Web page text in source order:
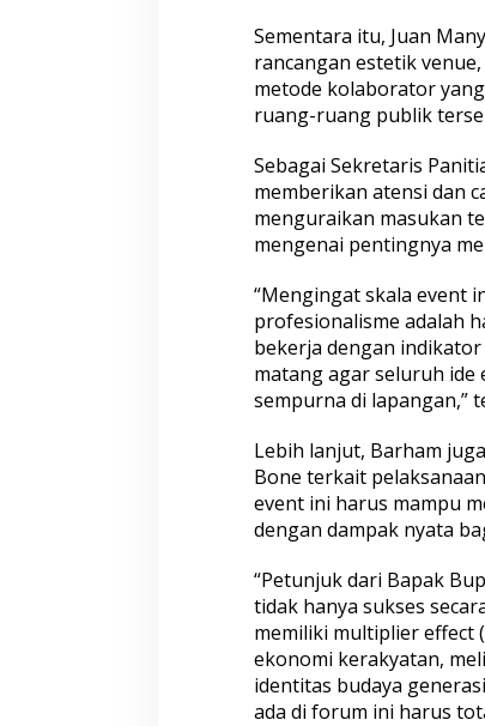
t
g
i
s
i
P
K
S
l
s
e
l
Sementara itu, Juan
rancangan estetik
metode kolaborator
ruang-ruang publik
Sebagai Sekretaris
memberikan atensi dan
menguraikan masukan
mengenai pentingnya
“Mengingat skala event
profesionalisme adalah
bekerja dengan
matang agar seluruh ide
sempurna di lapangan,”
Lebih lanjut, Barham
Bone terkait
event ini harus mampu
dengan dampak nyata
“Petunjuk dari Bapak
tidak hanya sukses
memiliki multiplier effect
ekonomi kerakyatan,
identitas budaya
ada di forum ini harus